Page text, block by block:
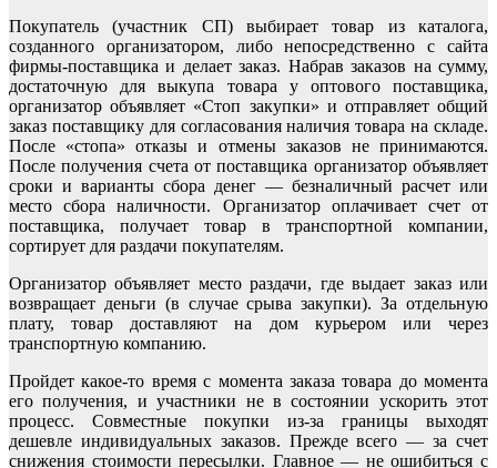
Покупатель (участник СП) выбирает товар из каталога,
созданного организатором, либо непосредственно с сайта
фирмы-поставщика и делает заказ. Набрав заказов на сумму,
достаточную для выкупа товара у оптового поставщика,
организатор объявляет «Стоп закупки» и отправляет общий
заказ поставщику для согласования наличия товара на складе.
После «стопа» отказы и отмены заказов не принимаются.
После получения счета от поставщика организатор объявляет
сроки и варианты сбора денег — безналичный расчет или
место сбора наличности. Организатор оплачивает счет от
поставщика, получает товар в транспортной компании,
сортирует для раздачи покупателям.
Организатор объявляет место раздачи, где выдает заказ или
возвращает деньги (в случае срыва закупки). За отдельную
плату, товар доставляют на дом курьером или через
транспортную компанию.
Пройдет какое-то время с момента заказа товара до момента
его получения, и участники не в состоянии ускорить этот
процесс. Совместные покупки из-за границы выходят
дешевле индивидуальных заказов. Прежде всего — за счет
снижения стоимости пересылки. Главное — не ошибиться с